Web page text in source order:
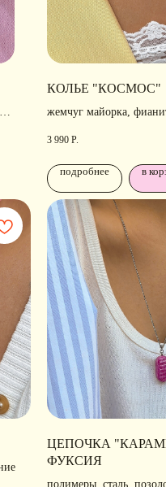
КОЛЬЕ "КОСМОС"
жемчуг майорка,
3 990 Р.
подробнее в
ЦЕПОЧКА
ФУКСИЯ
полимеры, сталь,